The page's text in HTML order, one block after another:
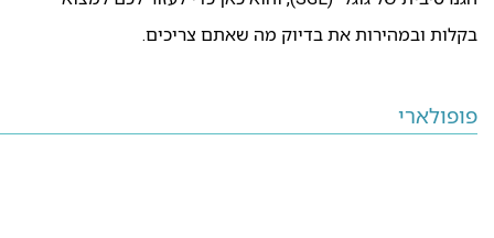
בקלות ובמהירות את בדיוק מה שאתם צריכים.
פופולארי